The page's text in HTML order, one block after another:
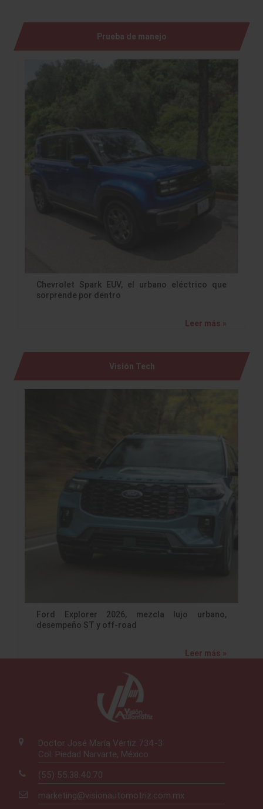
Prueba de manejo
Chevrolet Spark EUV, el urbano eléctrico que
sorprende por dentro
Leer más »
Visión Tech
Ford Explorer 2026, mezcla lujo urbano,
desempeño ST y off-road
Leer más »
Doctor José María Vértiz 734-3
Col. Piedad Narvarte, México
(55) 55.38.40.70
marketing@visionautomotriz.com.mx